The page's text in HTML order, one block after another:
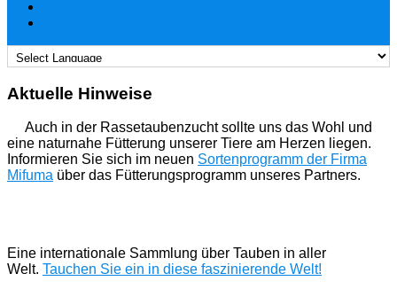
Aktuelle Hinweise
Auch in der Rassetaubenzucht sollte uns das Wohl und
eine naturnahe Fütterung unserer Tiere am Herzen liegen.
Informieren Sie sich im neuen Sortenprogramm der Firma
Mifuma über das Fütterungsprogramm unseres Partners.
Eine internationale Sammlung über Tauben in aller
Welt. Tauchen Sie ein in diese faszinierende Welt!